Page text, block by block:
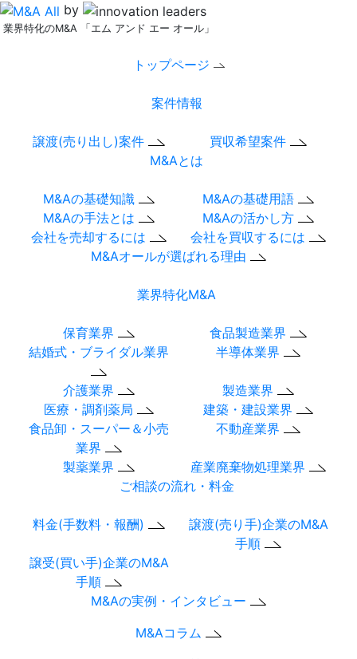
by
業界特化のM&A 「エム アンド エー オール」
トップページ
案件情報
譲渡(売り出し)案件
買収希望案件
M&Aとは
M&Aの基礎知識
M&Aの基礎用語
M&Aの手法とは
M&Aの活かし方
会社を売却するには
会社を買収するには
M&Aオールが選ばれる理由
業界特化M&A
保育業界
食品製造業界
結婚式・ブライダル業界
半導体業界
介護業界
製造業界
医療・調剤薬局
建築・建設業界
食品卸・スーパー＆小売
業界
不動産業界
製薬業界
産業廃棄物処理業界
ご相談の流れ・料金
料金(手数料・報酬)
譲渡(売り手)企業のM&A
手順
譲受(買い手)企業のM&A
手順
M&Aの実例・インタビュー
M&Aコラム